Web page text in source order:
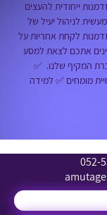
ייחודית להעצים
לניהול יעיל של
לקחת אחריות על
אתכם לצאת למסע
המקיף שלנו.  ✅
מומחים ✅ למידה
052-